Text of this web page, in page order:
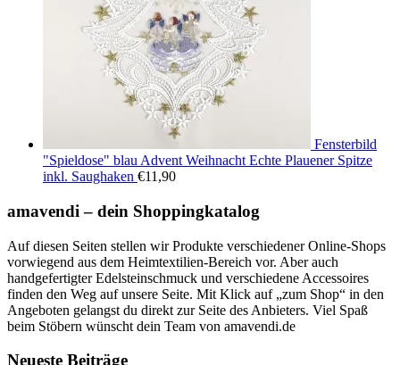
Fensterbild
"Spieldose" blau Advent Weihnacht Echte Plauener Spitze
inkl. Saughaken €11,90
amavendi – dein Shoppingkatalog
Auf diesen Seiten stellen wir Produkte verschiedener Online-Shops
vorwiegend aus dem Heimtextilien-Bereich vor. Aber auch
handgefertigter Edelsteinschmuck und verschiedene Accessoires
finden den Weg auf unsere Seite. Mit Klick auf „zum Shop“ in den
Angeboten gelangst du direkt zur Seite des Anbieters. Viel Spaß
beim Stöbern wünscht dein Team von amavendi.de
Neueste Beiträge